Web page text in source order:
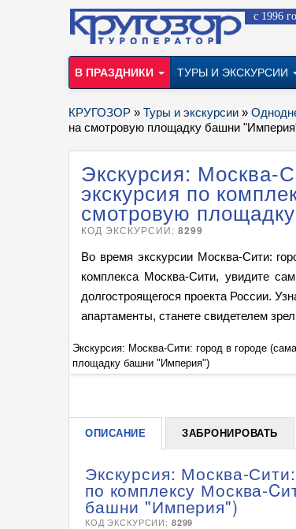
с 1996
В ПРАЗДНИКИ ТУРЫ И ЭКСКУРСИИ
КРУГОЗОР » Туры и экскурсии »
на смотровую площадку башни
Экскурсия: Москва-
экскурсия по
смотровую
КОД ЭКСКУРСИИ:8299
Во время экскурсии Москва-Сити:
комплекса Москва-Сити, увидите
долгостроящегося проекта России.
апартаменты, станете свидетелем
Экскурсия: Москва-Сити: город в городе
площадку башни "Империя")
ОПИСАНИЕ ЗАБРОНИРОВАТЬ
Экскурсия: Москва-
по комплексу Москва-
башни "Империя")
КОД ЭКСКУРСИИ: 8299